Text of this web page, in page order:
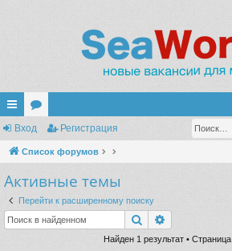
с
ы
лк
и
ор
ум
ы
Вход Регистрация
Список форумов
Активные темы
Перейти к расширенному поиску
Поиск
Найден 1 результат • Страница